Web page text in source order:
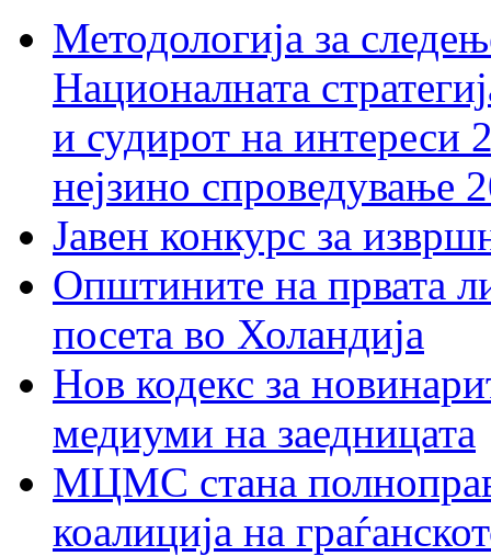
Методологија за
Националната
и судирот на интереси
нејзино спроведување
Јавен конкурс за
Општините на првата
посета во Холандија
Нов кодекс за
медиуми на заедницата
МЦМС стана
коалиција на